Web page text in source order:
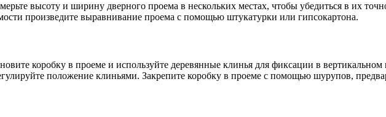
высоту и ширину дверного проема в нескольких местах, чтобы убедиться в их
произведите выравнивание проема с помощью штукатурки или гипсокартона.
коробку в проеме и используйте деревянные клинья для фиксации в
положение клиньями. Закрепите коробку в проеме с помощью шурупов,